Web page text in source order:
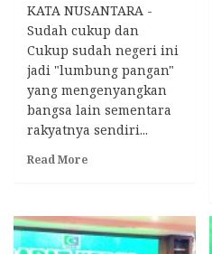
KATA NUSANTARA -
Sudah cukup dan
Cukup sudah negeri ini
jadi "lumbung pangan"
yang mengenyangkan
bangsa lain sementara
rakyatnya sendiri...
Read MoreRead
ADALAH
JALAN